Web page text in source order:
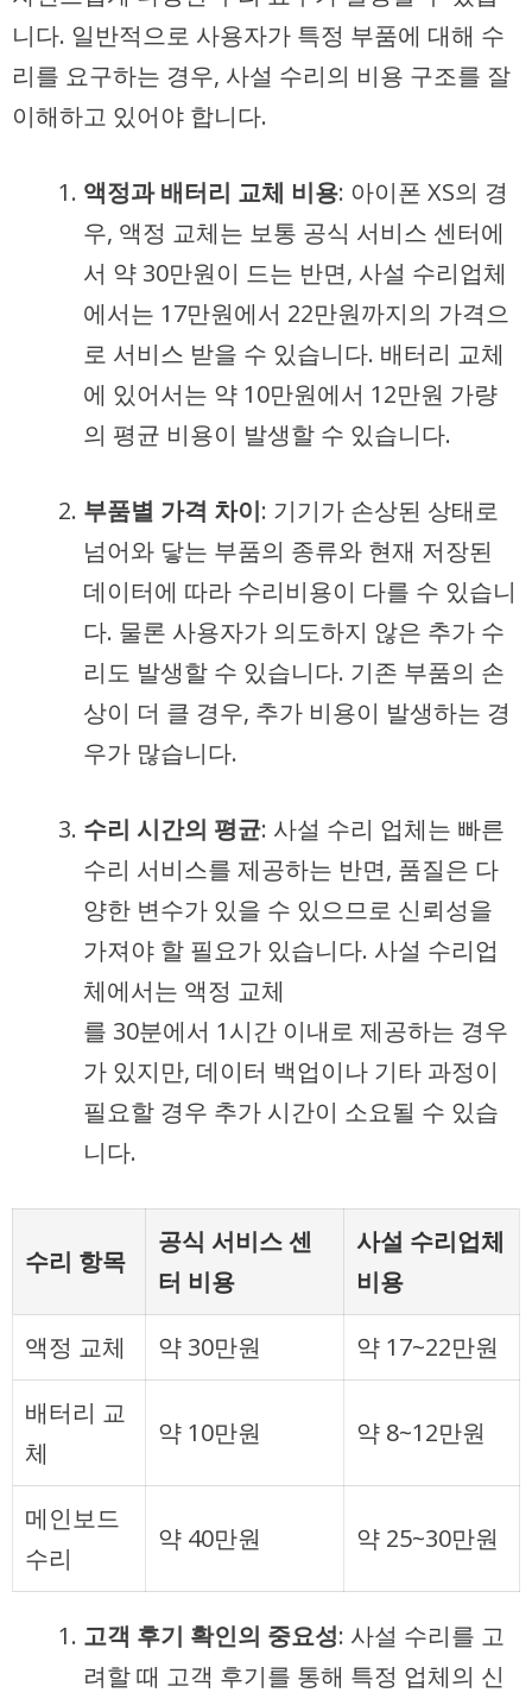
니다. 일반적으로 사용자가 특정 부품에 대해 수
리를 요구하는 경우, 사설 수리의 비용 구조를 잘
이해하고 있어야 합니다.
액정과 배터리 교체 비용: 아이폰 XS의 경
우, 액정 교체는 보통 공식 서비스 센터에
서 약 30만원이 드는 반면, 사설 수리업체
에서는 17만원에서 22만원까지의 가격으
로 서비스 받을 수 있습니다. 배터리 교체
에 있어서는 약 10만원에서 12만원 가량
의 평균 비용이 발생할 수 있습니다.
부품별 가격 차이: 기기가 손상된 상태로
넘어와 닿는 부품의 종류와 현재 저장된
데이터에 따라 수리비용이 다를 수 있습니
다. 물론 사용자가 의도하지 않은 추가 수
리도 발생할 수 있습니다. 기존 부품의 손
상이 더 클 경우, 추가 비용이 발생하는 경
우가 많습니다.
수리 시간의 평균: 사설 수리 업체는 빠른
수리 서비스를 제공하는 반면, 품질은 다
양한 변수가 있을 수 있으므로 신뢰성을
가져야 할 필요가 있습니다. 사설 수리업
체에서는 액정 교체
를 30분에서 1시간 이내로 제공하는 경우
가 있지만, 데이터 백업이나 기타 과정이
필요할 경우 추가 시간이 소요될 수 있습
니다.
수리 항목
공식 서비스 센
터 비용
사설 수리업체
비용
액정 교체 약 30만원 약 17~22만원
배터리 교
체
약 10만원 약 8~12만원
메인보드
수리
약 40만원 약 25~30만원
고객 후기 확인의 중요성: 사설 수리를 고
려할 때 고객 후기를 통해 특정 업체의 신